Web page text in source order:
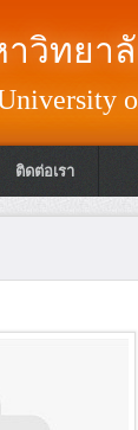
วิทยา
ติดต่อเรา